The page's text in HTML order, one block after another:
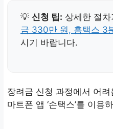
💡 신청 팁: 상세한 절
금 330만 원, 홈택스 3
시기 바랍니다.
장려금 신청 과정에서 어
마트폰 앱 ‘손택스’를 이용